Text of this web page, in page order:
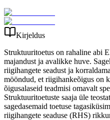
Kirjeldus
Struktuuritoetus on rahaline abi
majandust ja avalikke huve.
riigihangete seadust ja
mööndud, et riigihankeõigus on
õigusalaseid teadmisi omavalt
Struktuuritoetuste saaja üle
sagedasemaid toetuse
riigihangete seaduse (RHS)